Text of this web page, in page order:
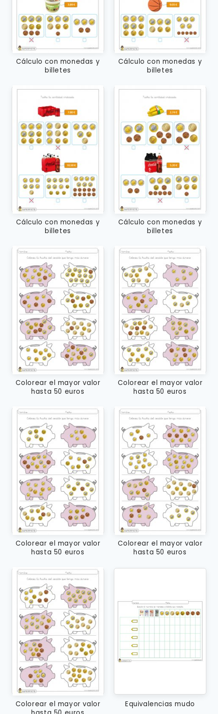
Cálculo con monedas y
billetes
Cálculo con monedas y
billetes
Cálculo con monedas y
billetes
Cálculo con monedas y
billetes
Colorear el mayor valor
hasta 50 euros
Colorear el mayor valor
hasta 50 euros
Colorear el mayor valor
hasta 50 euros
Colorear el mayor valor
hasta 50 euros
Colorear el mayor valor
Equivalencias mudo